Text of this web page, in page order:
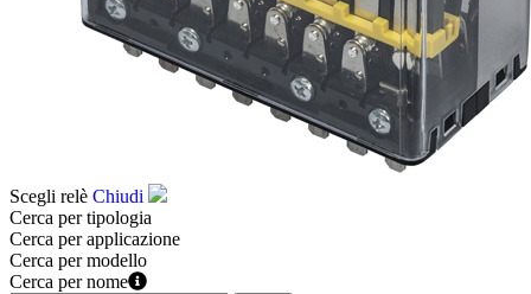
Scegli relè Chiudi
Cerca per tipologia
Cerca per applicazione
Cerca per modello
Cerca per nome